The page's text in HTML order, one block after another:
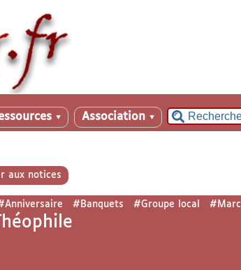
▼ Association ▼
aux notices
#Banquets #Groupe local